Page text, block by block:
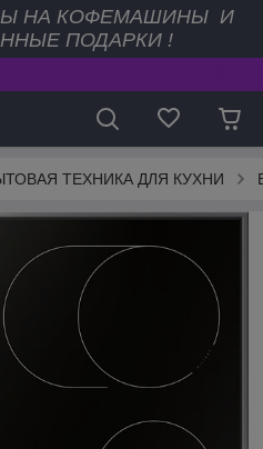
НА КОФЕМАШИНЫ И
ПОДАРКИ !
ТЕХНИКА ДЛЯ КУХНИ